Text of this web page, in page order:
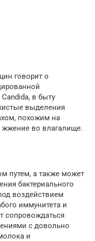
говорит о
в быту
выделения
похожим на
жжение во влагалище.
путем, а также может
бактериального
воздействием
иммунитета и
сопровождаться
с довольно
и